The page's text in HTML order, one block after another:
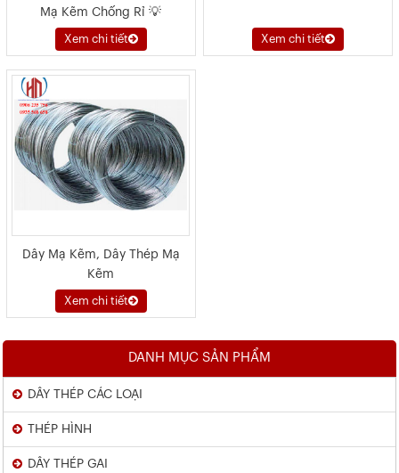
Mạ Kẽm Chống Rỉ 💡
Xem chi tiết Xem chi tiết
Dây Mạ Kẽm, Dây Thép Mạ
Kẽm
Xem chi tiết
DANH MỤC SẢN PHẨM
DÂY THÉP CÁC LOẠI
THÉP HÌNH
DÂY THÉP GAI